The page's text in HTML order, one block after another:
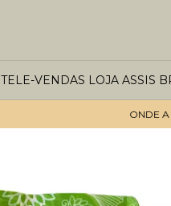
TELE-VENDAS LOJA ASSIS
ONDE A